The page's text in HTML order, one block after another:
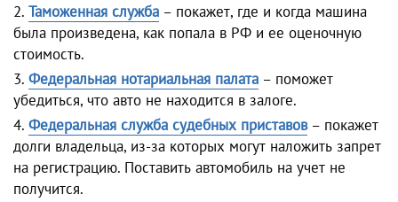
Таможенная служба – покажет, где и когда машина
была произведена, как попала в РФ и ее оценочную
стоимость.
Федеральная нотариальная палата – поможет
убедиться, что авто не находится в залоге.
Федеральная служба судебных приставов– покажет
долги владельца, из-за которых могут наложить запрет
на регистрацию. Поставить автомобиль на учет не
получится.